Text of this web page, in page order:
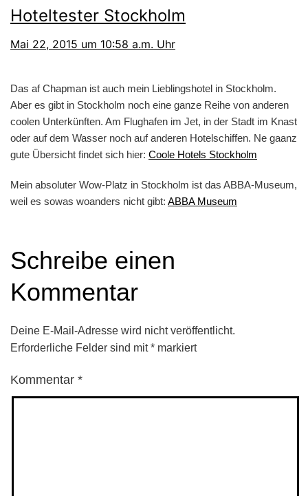
Hoteltester Stockholm
Mai 22, 2015 um 10:58 a.m. Uhr
Das af Chapman ist auch mein Lieblingshotel in Stockholm.
Aber es gibt in Stockholm noch eine ganze Reihe von anderen
coolen Unterkünften. Am Flughafen im Jet, in der Stadt im Knast
oder auf dem Wasser noch auf anderen Hotelschiffen. Ne gaanz
gute Übersicht findet sich hier: Coole Hotels Stockholm
Mein absoluter Wow-Platz in Stockholm ist das ABBA-Museum,
weil es sowas woanders nicht gibt: ABBA Museum
Schreibe einen
Kommentar
Deine E-Mail-Adresse wird nicht veröffentlicht.
Erforderliche Felder sind mit* markiert
Kommentar *